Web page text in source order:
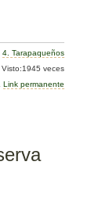
4. Tarapaqueños
Visto:1945 veces
Link permanente